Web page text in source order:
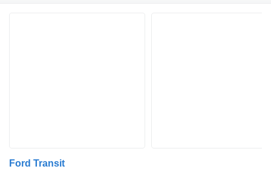
Ford Transit